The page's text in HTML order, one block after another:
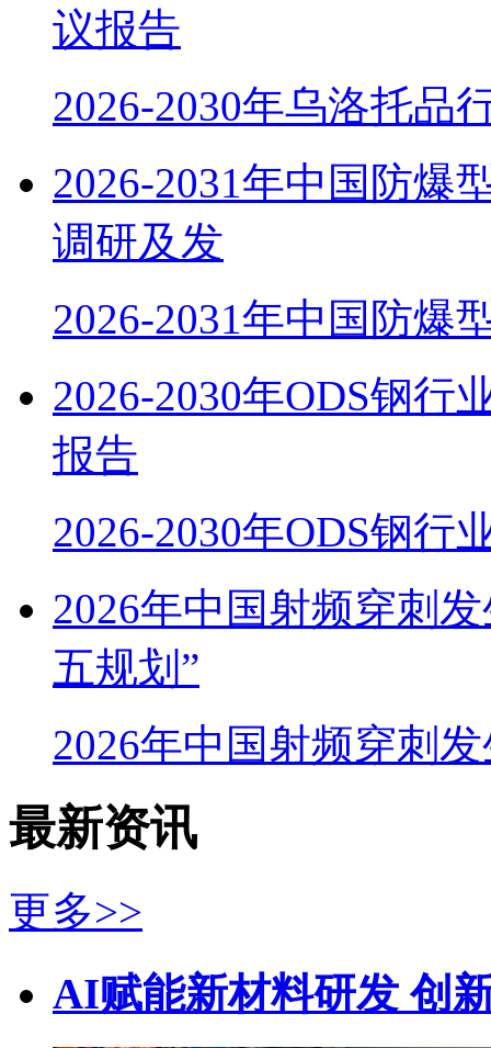
议报告
2026-2030年乌洛托品
2026-2031年中国防爆
调研及发
2026-2031年中国防爆
2026-2030年ODS钢行
报告
2026-2030年ODS钢行
2026年中国射频穿刺
五规划”
2026年中国射频穿刺
最新资讯
更多>>
AI赋能新材料研发 创